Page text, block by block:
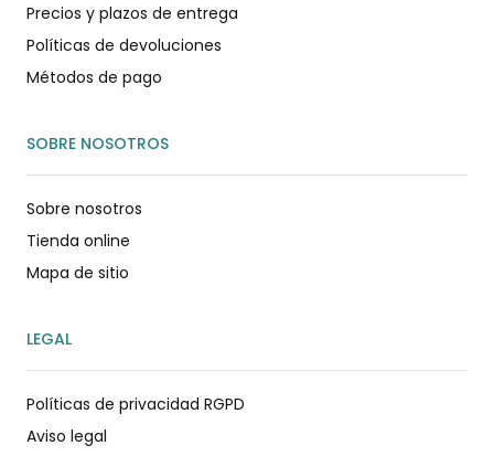
Precios y plazos de entrega
Políticas de devoluciones
Métodos de pago
SOBRE NOSOTROS
Sobre nosotros
Tienda online
Mapa de sitio
LEGAL
Políticas de privacidad RGPD
Aviso legal